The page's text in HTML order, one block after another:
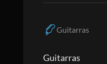
Guitarras
Guitarras